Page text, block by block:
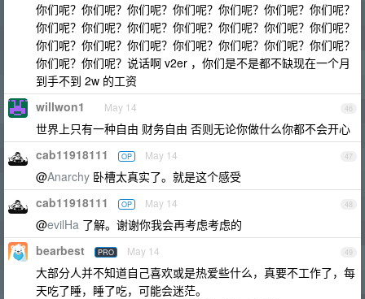
你们呢？你们呢？你们呢？你们呢？你们呢？你们呢？你们呢？
你们呢？你们呢？你们呢？你们呢？你们呢？你们呢？你们呢？
你们呢？你们呢？你们呢？你们呢？你们呢？你们呢？你们呢？
你们呢？你们呢？说话啊 v2er ，你们是不是都不缺现在一个月
到手不到 2w 的工资
46
willwon1 May 14
世界上只有一种自由 财务自由 否则无论你做什么你都不会开心
47
cab11918111 OP May 14
@Anarchy 卧槽太真实了。就是这个感受
48
cab11918111 OP May 14
@evilHa 了解。谢谢你我会再考虑考虑的
49
bearbest PRO May 14
大部分人并不知道自己喜欢或是热爱些什么，真要不工作了，每
天吃了睡，睡了吃，可能会迷茫。